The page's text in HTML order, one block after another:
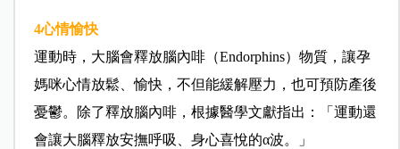
4心情愉快
運動時，大腦會釋放腦內啡（Endorphins）物質，讓孕
媽咪心情放鬆、愉快，不但能緩解壓力，也可預防產後
憂鬱。除了釋放腦內啡，根據醫學文獻指出：「運動還
會讓大腦釋放安撫呼吸、身心喜悅的α波。」